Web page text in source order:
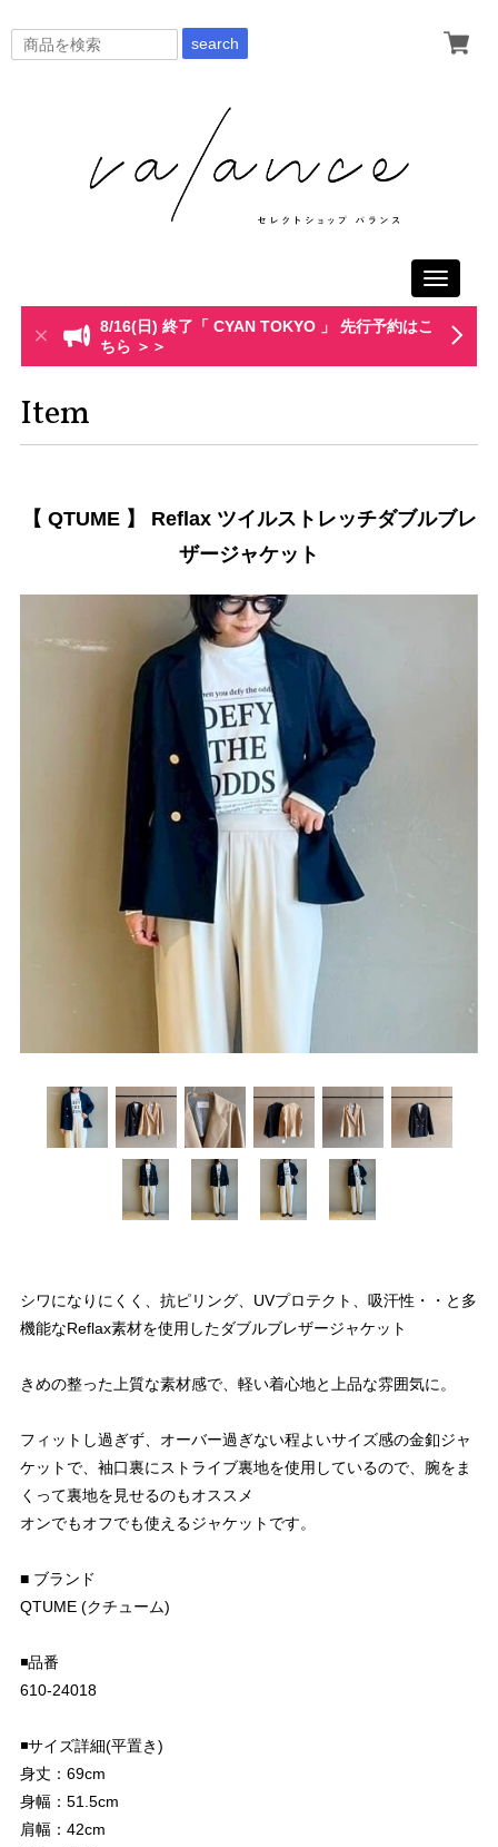
search
Toggle
8/16(日) 終了「 CYAN TOKYO 」 先行予約はこ
ちら ＞＞
Item
【 QTUME 】 Reflax ツイルストレッチダブルブレ
ザージャケット
シワになりにくく、抗ピリング、UVプロテクト、吸汗性・・と多
機能なReflax素材を使用したダブルブレザージャケット
きめの整った上質な素材感で、軽い着心地と上品な雰囲気に。
フィットし過ぎず、オーバー過ぎない程よいサイズ感の金釦ジャ
ケットで、袖口裏にストライブ裏地を使用しているので、腕をま
くって裏地を見せるのもオススメ
オンでもオフでも使えるジャケットです。
■ ブランド
QTUME (クチューム)
◾️品番
610-24018
◾️サイズ詳細(平置き)
身丈：69cm
身幅：51.5cm
肩幅：42cm